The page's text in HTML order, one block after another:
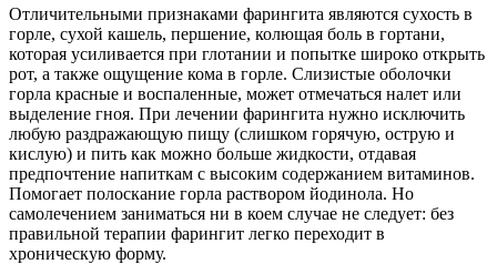
Отличительными признаками фарингита являются сухость в
горле, сухой кашель, першение, колющая боль в гортани,
которая усиливается при глотании и попытке широко открыть
рот, а также ощущение кома в горле. Слизистые оболочки
горла красные и воспаленные, может отмечаться налет или
выделение гноя. При лечении фарингита нужно исключить
любую раздражающую пищу (слишком горячую, острую и
кислую) и пить как можно больше жидкости, отдавая
предпочтение напиткам с высоким содержанием витаминов.
Помогает полоскание горла раствором йодинола. Но
самолечением заниматься ни в коем случае не следует: без
правильной терапии фарингит легко переходит в
хроническую форму.